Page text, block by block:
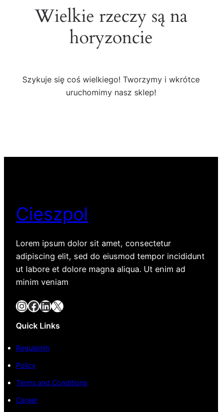
Wielkie rzeczy są na
horyzoncie
Szykuje się coś wielkiego! Tworzymy i wkrótce
uruchomimy nasz sklep!
Cieszpol
Lorem ipsum dolor sit amet, consectetur
adipiscing elit, sed do eiusmod tempor incididunt
ut labore et dolore magna aliqua. Ut enim ad
minim veniam
InstagramFacebook LinkedIn X
Quick Links
Regulamin
Policy
Terms and Conditions
Career